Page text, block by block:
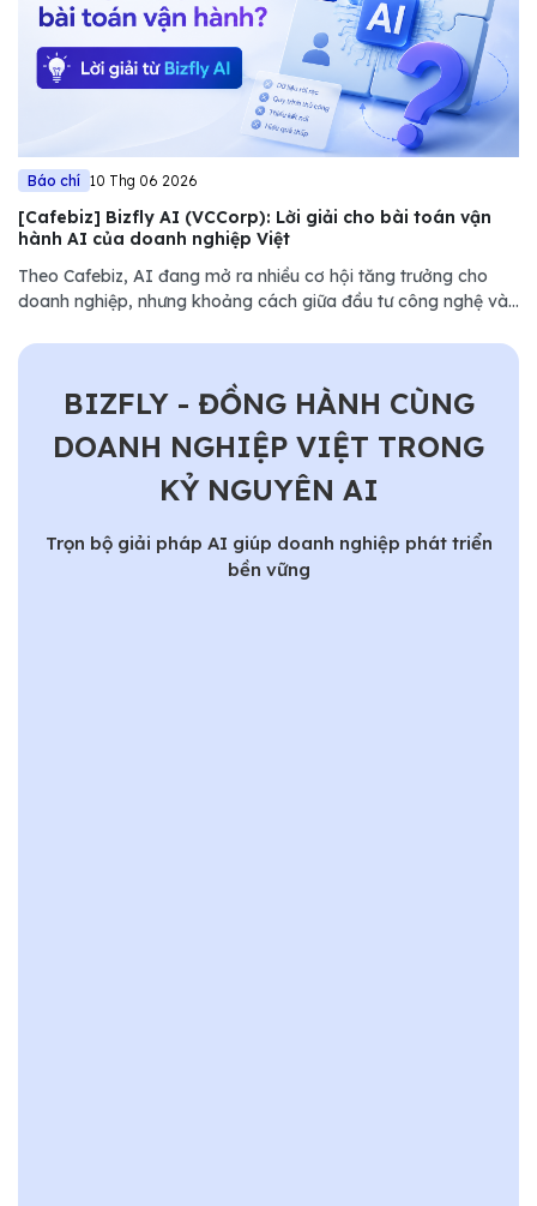
Báo chí 10 Thg 06 2026
[Cafebiz] Bizfly AI (VCCorp): Lời giải cho bài toán vận
hành AI của doanh nghiệp Việt
Theo Cafebiz, AI đang mở ra nhiều cơ hội tăng trưởng cho
doanh nghiệp, nhưng khoảng cách giữa đầu tư công nghệ và
chọn cách tiếp cận khác...........
BIZFLY - ĐỒNG HÀNH CÙNG
DOANH NGHIỆP VIỆT TRONG
KỶ NGUYÊN AI
Trọn bộ giải pháp AI giúp doanh nghiệp phát triển
bền vững